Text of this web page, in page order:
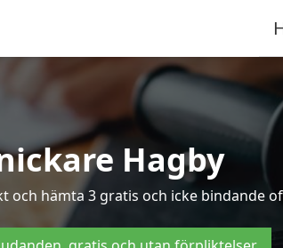
Hagby
hämta 3 gratis och icke bindande